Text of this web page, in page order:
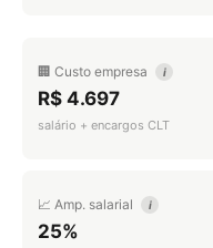
🏢 Custo empresa i
R$ 4.697
salário + encargos CLT
📈 Amp. salarial i
25%